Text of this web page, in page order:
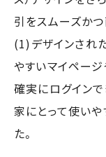
引をスムーズか
(1)デザインされ
やすいマイペー
確実にログイン
家にとって使い
た。